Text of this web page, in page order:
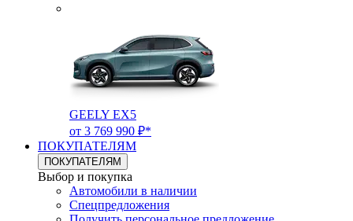
GEELY EX5
от 3 769 990 ₽*
ПОКУПАТЕЛЯМ
ПОКУПАТЕЛЯМ
Выбор и покупка
Автомобили в наличии
Спецпредложения